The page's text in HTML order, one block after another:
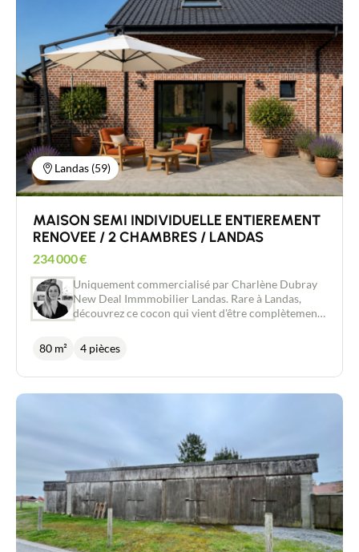
Landas (59)
MAISON SEMI INDIVIDUELLE ENTIEREMENT
RENOVEE / 2 CHAMBRES / LANDAS
234 000€
Uniquement commercialisé par Charlène Dubray
New Deal Immmobilier Landas. Rare à Landas,
découvrez ce cocon qui vient d'être complètement
isoler par le sol jusqu'à la toiture en passant par la
plomberie, l'isolation et l'électricité. Le tout réalisé
neuve et n'attend que vous, dans sa continuité vous
trouverez un WC et une pièce servant de cellier et
de buanderie pour le côté pratique. A l'étage deux
chambres agréables vous attendent ainsi qu'une
salle de bain. Côté technique : Double vitrage alu
avec volets électriques / chauffage électrique
piloté à distance *L'annonce affiche deux photos
avec proposition d'aménagement virtuel
80 m² 4 pièces